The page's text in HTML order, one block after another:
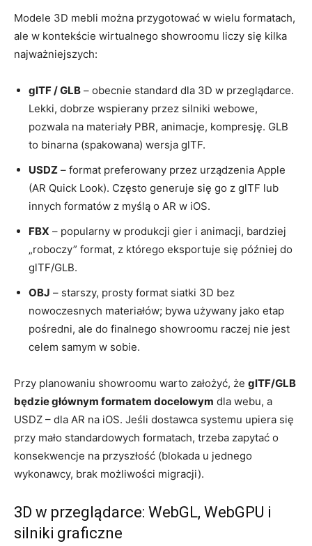
Modele 3D mebli można przygotować w wielu formatach,
ale w kontekście wirtualnego showroomu liczy się kilka
najważniejszych:
glTF / GLB – obecnie standard dla 3D w przeglądarce.
Lekki, dobrze wspierany przez silniki webowe,
pozwala na materiały PBR, animacje, kompresję. GLB
to binarna (spakowana) wersja glTF.
USDZ – format preferowany przez urządzenia Apple
(AR Quick Look). Często generuje się go z glTF lub
innych formatów z myślą o AR w iOS.
FBX – popularny w produkcji gier i animacji, bardziej
„roboczy” format, z którego eksportuje się później do
glTF/GLB.
OBJ – starszy, prosty format siatki 3D bez
nowoczesnych materiałów; bywa używany jako etap
pośredni, ale do finalnego showroomu raczej nie jest
celem samym w sobie.
Przy planowaniu showroomu warto założyć, że glTF/GLB
będzie głównym formatem docelowym dla webu, a
USDZ – dla AR na iOS. Jeśli dostawca systemu upiera się
przy mało standardowych formatach, trzeba zapytać o
konsekwencje na przyszłość (blokada u jednego
wykonawcy, brak możliwości migracji).
3D w przeglądarce: WebGL, WebGPU i
silniki graficzne